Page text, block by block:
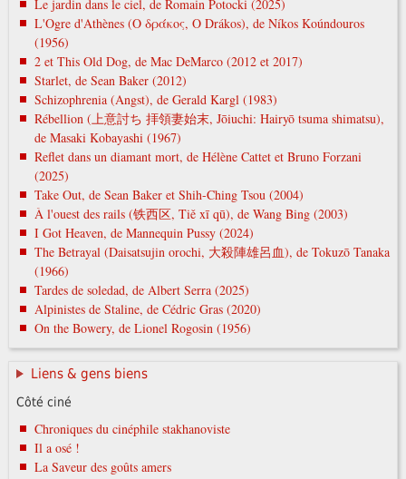
Le jardin dans le ciel, de Romain Potocki (2025)
L'Ogre d'Athènes (Ο δράκος, O Drákos), de Níkos Koúndouros
(1956)
2 et This Old Dog, de Mac DeMarco (2012 et 2017)
Starlet, de Sean Baker (2012)
Schizophrenia (Angst), de Gerald Kargl (1983)
Rébellion (上意討ち 拝領妻始末, Jōiuchi: Hairyō tsuma shimatsu),
de Masaki Kobayashi (1967)
Reflet dans un diamant mort, de Hélène Cattet et Bruno Forzani
(2025)
Take Out, de Sean Baker et Shih-Ching Tsou (2004)
À l'ouest des rails (铁西区, Tiě xī qū), de Wang Bing (2003)
I Got Heaven, de Mannequin Pussy (2024)
The Betrayal (Daisatsujin orochi, 大殺陣雄呂血), de Tokuzō Tanaka
(1966)
Tardes de soledad, de Albert Serra (2025)
Alpinistes de Staline, de Cédric Gras (2020)
On the Bowery, de Lionel Rogosin (1956)
Liens & gens biens
Côté ciné
Chroniques du cinéphile stakhanoviste
Il a osé !
La Saveur des goûts amers